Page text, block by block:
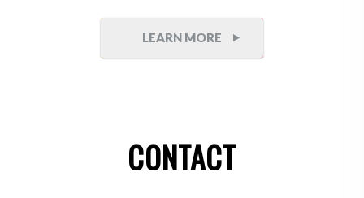
LEARN MORE
CONTACT